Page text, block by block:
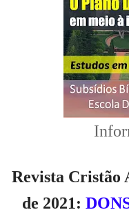
Revista Cristão
de 2021: